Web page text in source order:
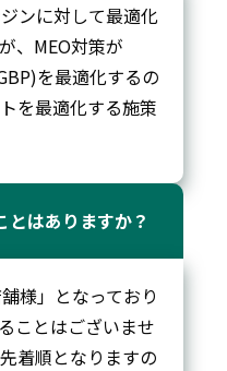
ンに対して最適化
、MEO対策が
を最適化するの
を最適化する施策
はありますか？
様」となっており
ことはございませ
着順となりますの